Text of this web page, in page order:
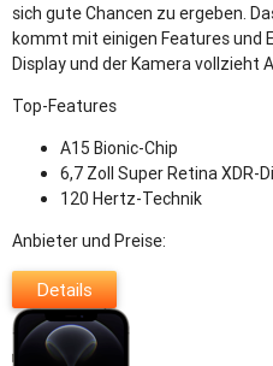
sich gute Chancen zu ergeben.
kommt mit einigen Features und
Display und der Kamera vollzieht
Top-Features
A15 Bionic-Chip
6,7 Zoll Super Retina XDR-
120 Hertz-Technik
Anbieter und Preise:
Details